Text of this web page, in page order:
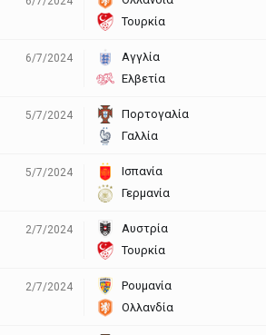
Τουρκία
6/7/2024
Αγγλία
Ελβετία
5/7/2024
Πορτογαλία
Γαλλία
5/7/2024
Ισπανία
Γερμανία
2/7/2024
Αυστρία
Τουρκία
2/7/2024
Ρουμανία
Ολλανδία